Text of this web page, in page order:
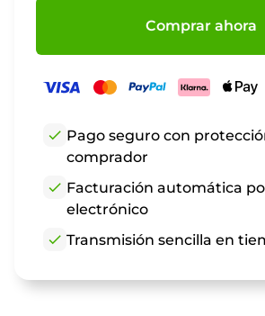
Comprar ahora
check Pago seguro con
comprador
check Facturación automática
electrónico
check Transmisión sencilla en